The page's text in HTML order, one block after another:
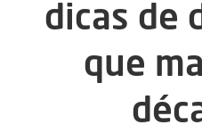
dicas de
que